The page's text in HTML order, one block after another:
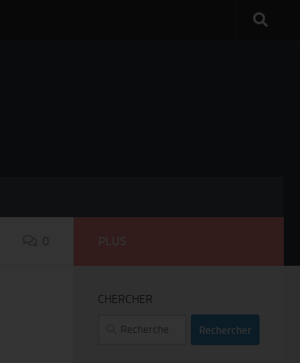
CHERCHER
Rechercher :